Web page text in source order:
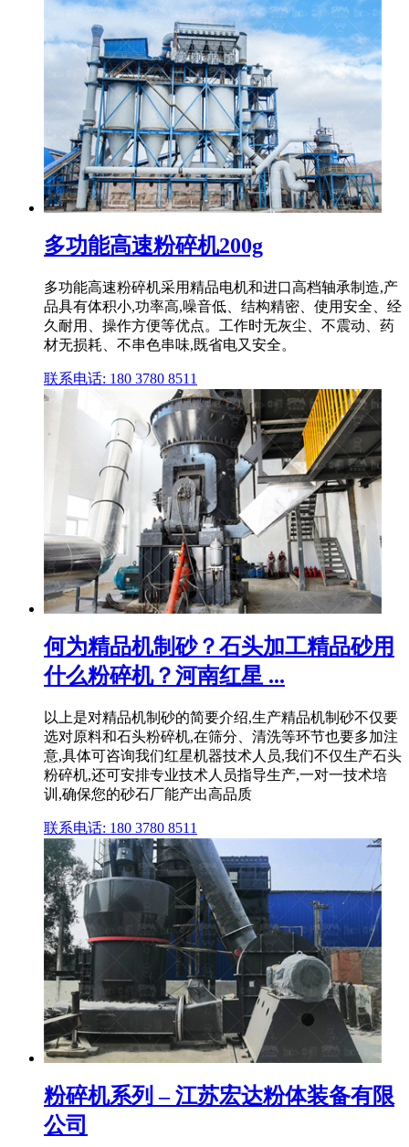
多功能高速粉碎机200g
多功能高速粉碎机采用精品电机和进口高档轴承制造,产
品具有体积小,功率高,噪音低、结构精密、使用安全、经
久耐用、操作方便等优点。工作时无灰尘、不震动、药
材无损耗、不串色串味,既省电又安全。
联系电话: 180 3780 8511
何为精品机制砂？石头加工精品砂用
什么粉碎机？河南红星 ...
以上是对精品机制砂的简要介绍,生产精品机制砂不仅要
选对原料和石头粉碎机,在筛分、清洗等环节也要多加注
意,具体可咨询我们红星机器技术人员,我们不仅生产石头
粉碎机,还可安排专业技术人员指导生产,一对一技术培
训,确保您的砂石厂能产出高品质
联系电话: 180 3780 8511
粉碎机系列 – 江苏宏达粉体装备有限
公司